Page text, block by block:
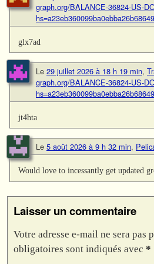
graph.org/BALANCE-36824-US-
glx7ad
Le 29 juillet 2026 à 18 h 19 min,
graph.org/BALANCE-36824-US-
jt4hta
Le 5 août 2026 à 9 h 32 min,
Would love to incessantly get updated
Laisser un commentaire
Votre adresse e-mail ne sera pas
obligatoires sont indiqués avec *